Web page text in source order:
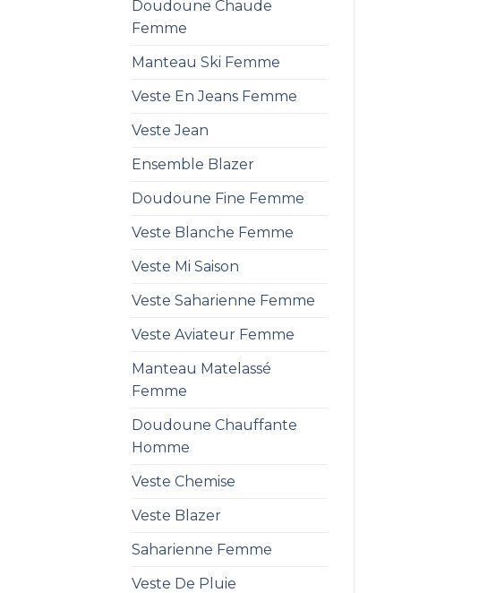
Doudoune Chaude
Femme
Manteau Ski Femme
Veste En Jeans Femme
Veste Jean
Ensemble Blazer
Doudoune Fine Femme
Veste Blanche Femme
Veste Mi Saison
Veste Saharienne Femme
Veste Aviateur Femme
Manteau Matelassé
Femme
Doudoune Chauffante
Homme
Veste Chemise
Veste Blazer
Saharienne Femme
Veste De Pluie